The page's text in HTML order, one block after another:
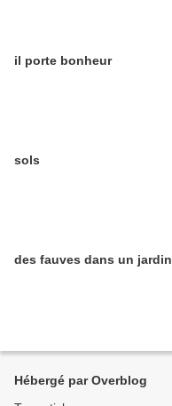
il porte bonheur
sols
des fauves dans un jardin
Hébergé par Overblog